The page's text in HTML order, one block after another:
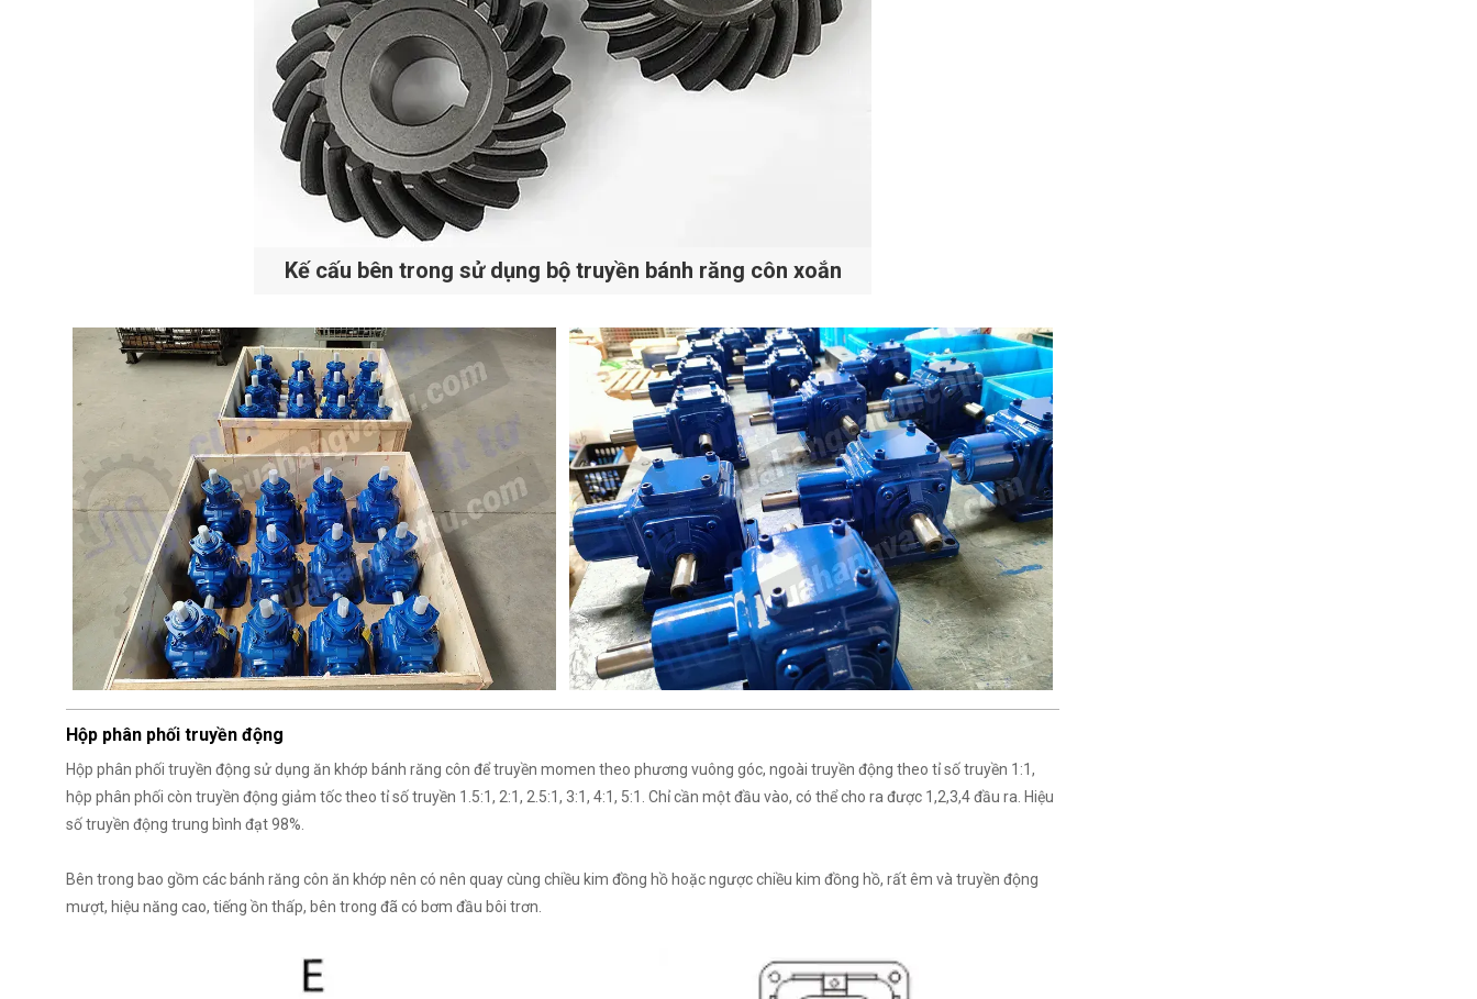
Kế cấu bên trong sử dụng bộ truyền bánh răng côn xoắn
Hộp phân phối truyền động
Hộp phân phối truyền động sử dụng ăn khớp bánh răng côn để truyền momen theo phương vuông góc, ngoài truyền động theo tỉ số truyền 1:1,
hộp phân phối còn truyền động giảm tốc theo tỉ số truyền 1.5:1, 2:1, 2.5:1, 3:1, 4:1, 5:1. Chỉ cần một đầu vào, có thể cho ra được 1,2,3,4 đầu ra. Hiệu
số truyền động trung bình đạt 98%.
Bên trong bao gồm các bánh răng côn ăn khớp nên có nên quay cùng chiều kim đồng hồ hoặc ngược chiều kim đồng hồ, rất êm và truyền động
mượt, hiệu năng cao, tiếng ồn thấp, bên trong đã có bơm đầu bôi trơn.